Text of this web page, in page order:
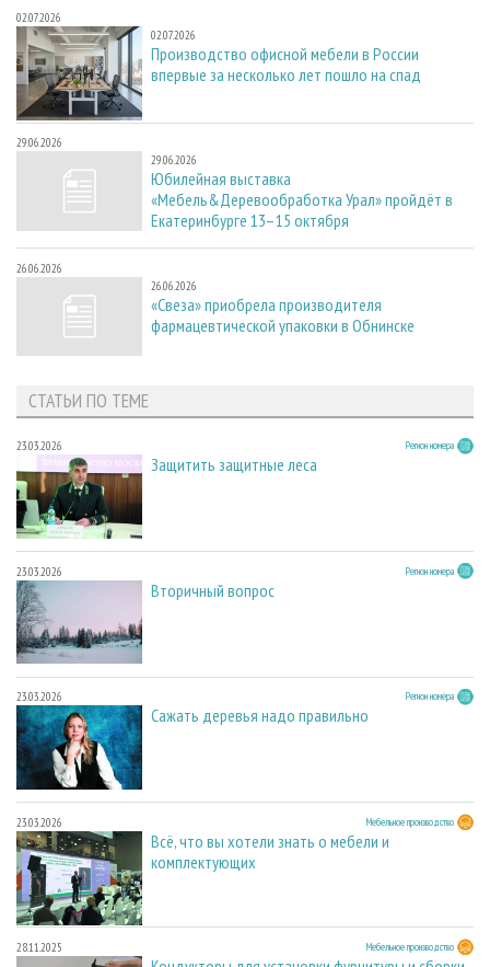
02.07.2026
02.07.2026
Производство офисной мебели в России
впервые за несколько лет пошло на спад
29.06.2026
29.06.2026
Юбилейная выставка
«Мебель&Деревообработка Урал» пройдёт в
Екатеринбурге 13–15 октября
26.06.2026
26.06.2026
«Свеза» приобрела производителя
фармацевтической упаковки в Обнинске
СТАТЬИ ПО ТЕМЕ
23.03.2026 Регион номера
Защитить защитные леса
23.03.2026 Регион номера
Вторичный вопрос
23.03.2026 Регион номера
Сажать деревья надо правильно
23.03.2026 Мебельное производство
Всё, что вы хотели знать о мебели и
комплектующих
28.11.2025 Мебельное производство